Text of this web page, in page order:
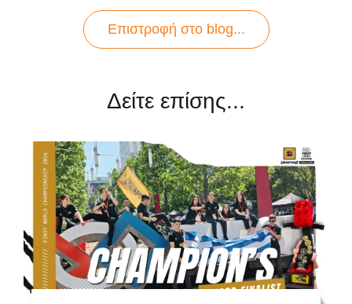
Επιστροφή στo blog...
Δείτε επίσης...